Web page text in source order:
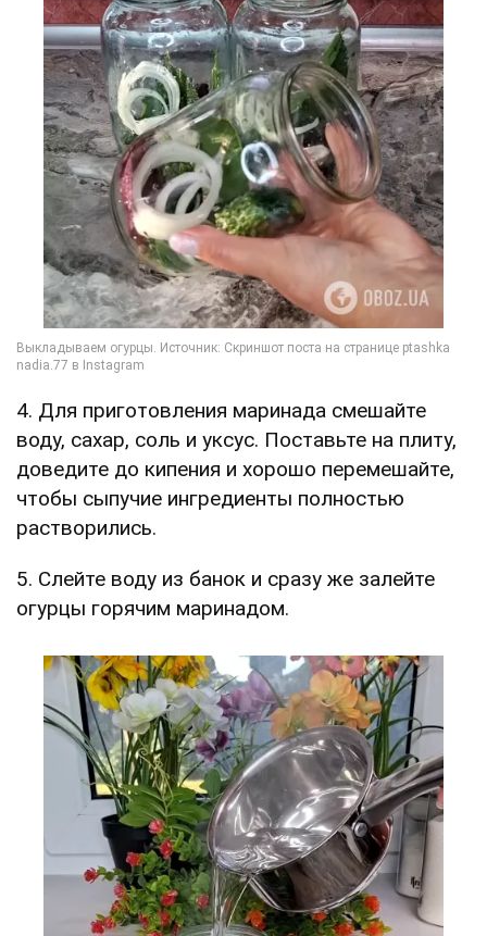
4. Для приготовления маринада смешайте
воду, сахар, соль и уксус. Поставьте на плиту,
доведите до кипения и хорошо перемешайте,
чтобы сыпучие ингредиенты полностью
растворились.
5. Слейте воду из банок и сразу же залейте
огурцы горячим маринадом.